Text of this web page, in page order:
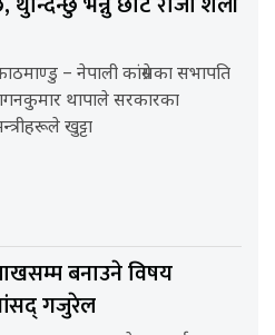
– नेपाली कांग्रेसका सभापति
थापाले सरकारका
खुट्टा
बनाउने विषय
गजुरेल